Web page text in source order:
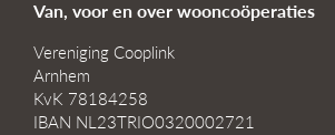
Van, voor en over wooncoöperaties
Vereniging Cooplink
Arnhem
KvK 78184258
IBAN NL23TRIO0320002721